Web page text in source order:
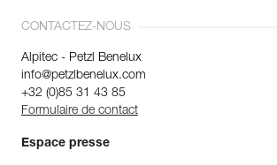
CONTACTEZ-NOUS
Alpitec - Petzl Benelux
info@petzlbenelux.com
+32 (0)85 31 43 85
Formulaire de contact
Espace presse